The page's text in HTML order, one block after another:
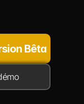
Bêta